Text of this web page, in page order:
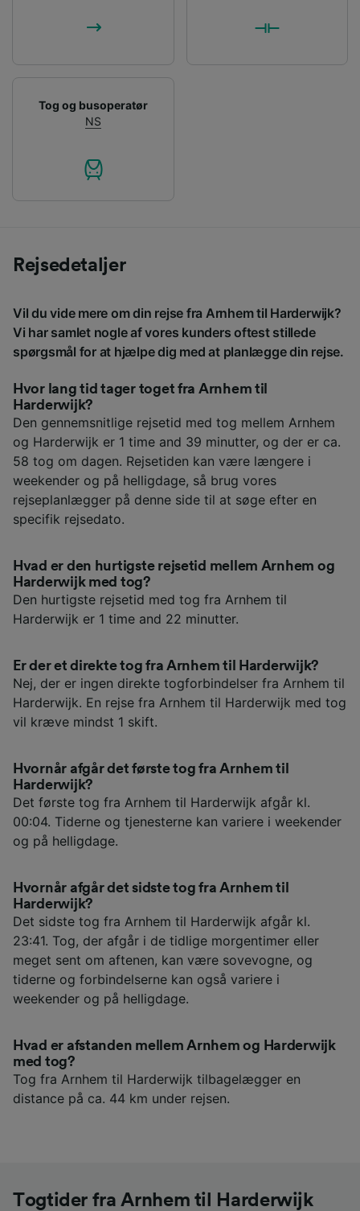
Tog og busoperatør
NS
Rejsedetaljer
Vil du vide mere om din rejse fra Arnhem til Harderwijk?
Vi har samlet nogle af vores kunders oftest stillede
spørgsmål for at hjælpe dig med at planlægge din rejse.
Hvor lang tid tager toget fra Arnhem til
Harderwijk?
Den gennemsnitlige rejsetid med tog mellem Arnhem
og Harderwijk er 1 time and 39 minutter, og der er ca.
58 tog om dagen. Rejsetiden kan være længere i
weekender og på helligdage, så brug vores
rejseplanlægger på denne side til at søge efter en
specifik rejsedato.
Hvad er den hurtigste rejsetid mellem Arnhem og
Harderwijk med tog?
Den hurtigste rejsetid med tog fra Arnhem til
Harderwijk er 1 time and 22 minutter.
Er der et direkte tog fra Arnhem til Harderwijk?
Nej, der er ingen direkte togforbindelser fra Arnhem til
Harderwijk. En rejse fra Arnhem til Harderwijk med tog
vil kræve mindst 1 skift.
Hvornår afgår det første tog fra Arnhem til
Harderwijk?
Det første tog fra Arnhem til Harderwijk afgår kl.
00:04. Tiderne og tjenesterne kan variere i weekender
og på helligdage.
Hvornår afgår det sidste tog fra Arnhem til
Harderwijk?
Det sidste tog fra Arnhem til Harderwijk afgår kl.
23:41. Tog, der afgår i de tidlige morgentimer eller
meget sent om aftenen, kan være sovevogne, og
tiderne og forbindelserne kan også variere i
weekender og på helligdage.
Hvad er afstanden mellem Arnhem og Harderwijk
med tog?
Tog fra Arnhem til Harderwijk tilbagelægger en
distance på ca. 44 km under rejsen.
Togtider fra Arnhem til Harderwijk